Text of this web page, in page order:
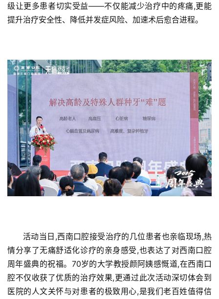
科
财
经
教
专
题
汽
车
·
级让更多患者切实受益——不仅能减少治疗中的疼痛,更能
提升治疗安全性、降低并发症风险、加速术后愈合进程。
活动当日,西南口腔接受治疗的几位患者也亲临现场,热
情分享了无痛舒适化诊疗的亲身感受,也表达了对西南口腔
周年盛典的祝福。70岁的大学教授颜阿姨感慨道,在西南口
腔不仅收获了优质的治疗效果,更通过此次活动深切体会到
医院的人文关怀与对患者的极致用心,是我们老百姓值得信